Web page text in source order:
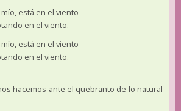
está en el viento
en el viento.
está en el viento
en el viento.
hacemos ante el quebranto de lo natural